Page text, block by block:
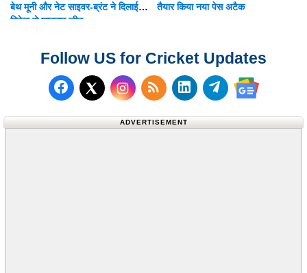
बेथ मूनी और नेट साइवर-ब्रंट ने दिलाई 8
विकेट से शानदार जीत
तैयार किया नया पेस अटैक
Follow US for Cricket Updates
Follow us on Facebook
Follow us on X (Twitter)
Subscribe to our RSS
Follow us on
Follow us on
Follow us
ADVERTISEMENT